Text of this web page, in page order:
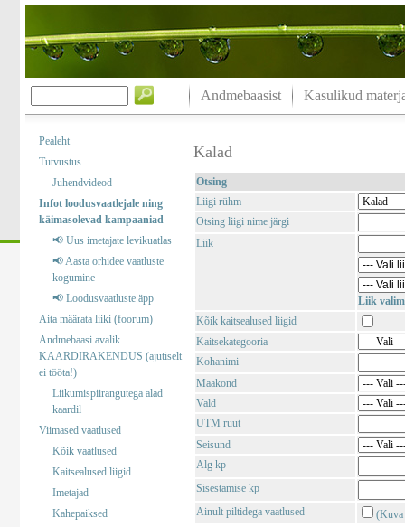
Andmebaasist Kasulikud
Pealeht
Tutvustus
Juhendvideod
Infot loodusvaatlejale ning
käimasolevad kampaaniad
📢 Uus imetajate levikuatlas
📢 Aasta orhidee vaatluste
kogumine
📢 Loodusvaatluste äpp
Aita määrata liiki (foorum)
Andmebaasi avalik
KAARDIRAKENDUS (ajutiselt
ei tööta!)
Liikumispiirangutega alad
kaardil
Viimased vaatlused
Kõik vaatlused
Kaitsealused liigid
Imetajad
Kahepaiksed
Kalad
Otsing
Liigi rühm
Otsing liigi nime järgi
Liik
Liik
Kõik kaitsealused liigid
Kaitsekategooria
Kohanimi
Maakond
Vald
UTM ruut
Seisund
Alg kp
Sisestamise kp
Ainult piltidega vaatlused
(Kuva